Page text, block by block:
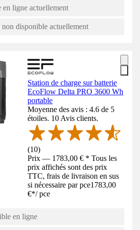
ligne actuellement
non disponible actuellement
Station de charge sur batterie
EcoFlow Delta PRO 3600 Wh
portable
Moyenne des avis : 4.6 de 5
étoiles. 10 Avis clients.
(10)
Prix — 1783,00 € * Tous les
prix affichés sont des prix
TTC, frais de livraison en sus
si nécessaire par pce1783,00
€*/ pce
en ligne